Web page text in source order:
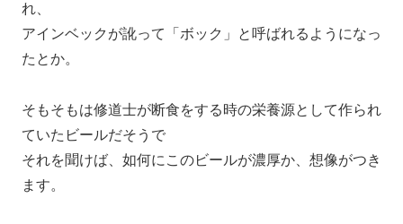
れ、
アインベックが訛って「ボック」と呼ばれるようになっ
たとか。
そもそもは修道士が断食をする時の栄養源として作られ
ていたビールだそうで
それを聞けば、如何にこのビールが濃厚か、想像がつき
ます。